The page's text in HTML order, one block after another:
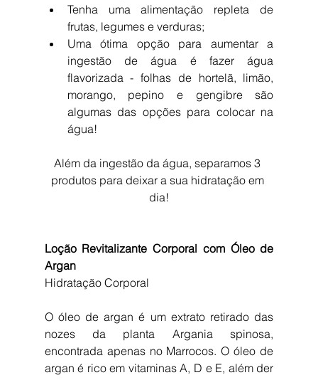
Tenha uma alimentação repleta de
frutas, legumes e verduras;
Uma ótima opção para aumentar a
ingestão de água é fazer água
flavorizada - folhas de hortelã, limão,
morango, pepino e gengibre são
algumas das opções para colocar na
água!
Além da ingestão da água, separamos 3
produtos para deixar a sua hidratação em
dia!
Loção Revitalizante Corporal com Óleo de
Argan
Hidratação Corporal
O óleo de argan é um extrato retirado das
nozes da planta Argania spinosa,
encontrada apenas no Marrocos. O óleo de
argan é rico em vitaminas A, D e E, além der